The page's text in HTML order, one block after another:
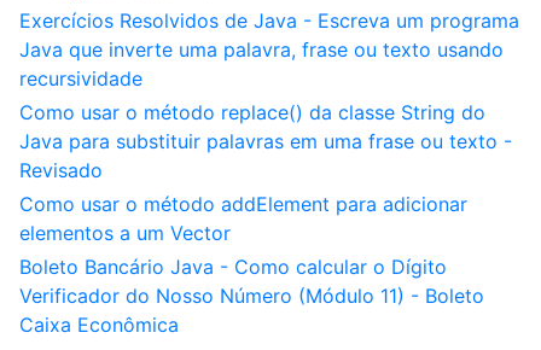
Exercícios Resolvidos de Java - Escreva um programa
Java que inverte uma palavra, frase ou texto usando
recursividade
Como usar o método replace() da classe String do
Java para substituir palavras em uma frase ou texto -
Revisado
Como usar o método addElement para adicionar
elementos a um Vector
Boleto Bancário Java - Como calcular o Dígito
Verificador do Nosso Número (Módulo 11) - Boleto
Caixa Econômica